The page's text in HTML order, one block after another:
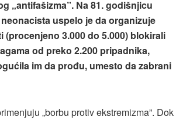
„antifašizma”. Na 81. godišnjicu
uspelo je da organizuje
3.000 do 5.000) blokirali
od preko 2.200 pripadnika,
im da prođu, umesto da zabrani
„borbu protiv ekstremizma”. Dok